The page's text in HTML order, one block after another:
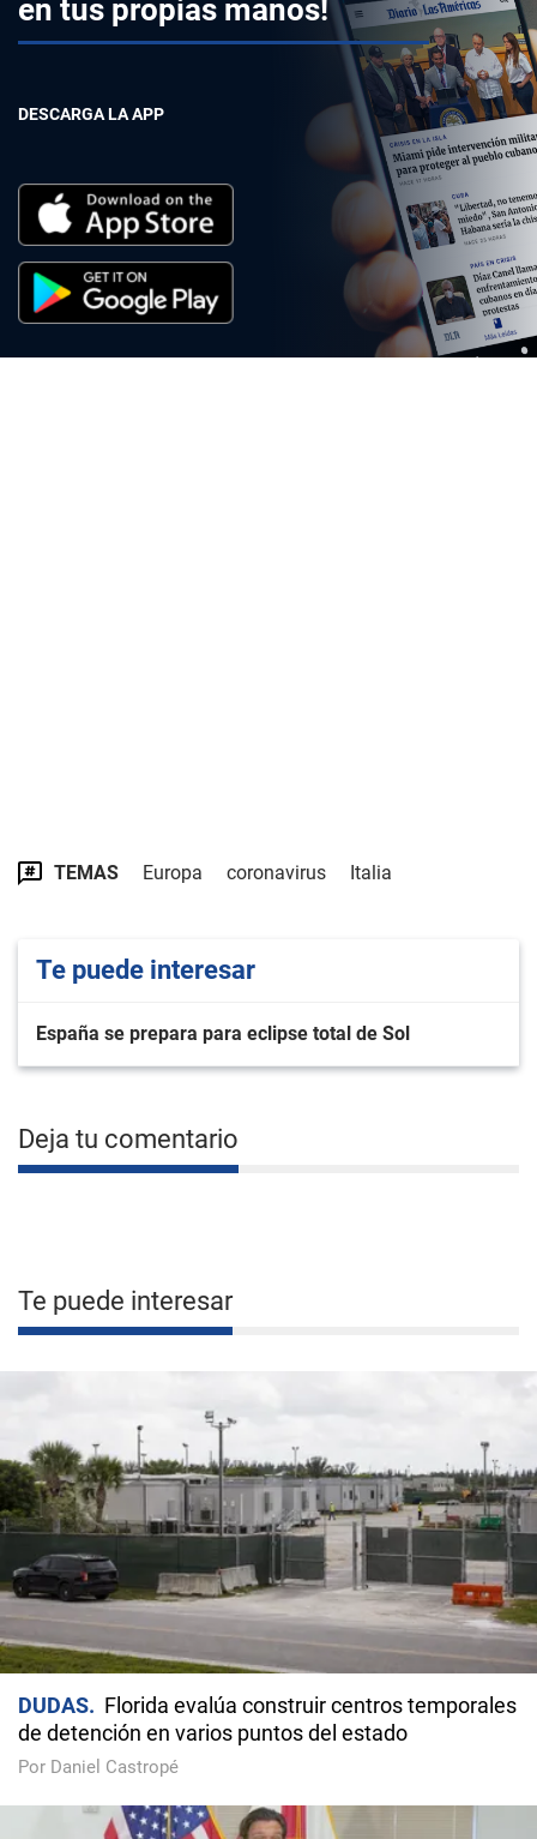
en tus propias manos!
DESCARGA LA APP
TEMAS Europa coronavirus Italia
Te puede interesar
España se prepara para eclipse total de Sol
Deja tu comentario
Te puede interesar
DUDAS
Florida evalúa construir centros temporales
de detención en varios puntos del estado
Por Daniel Castropé